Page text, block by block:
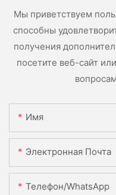
Мы приветствуем
способны
получения
посетите веб-сайт
Имя
Электронная Почта
Телефон/WhatsApp